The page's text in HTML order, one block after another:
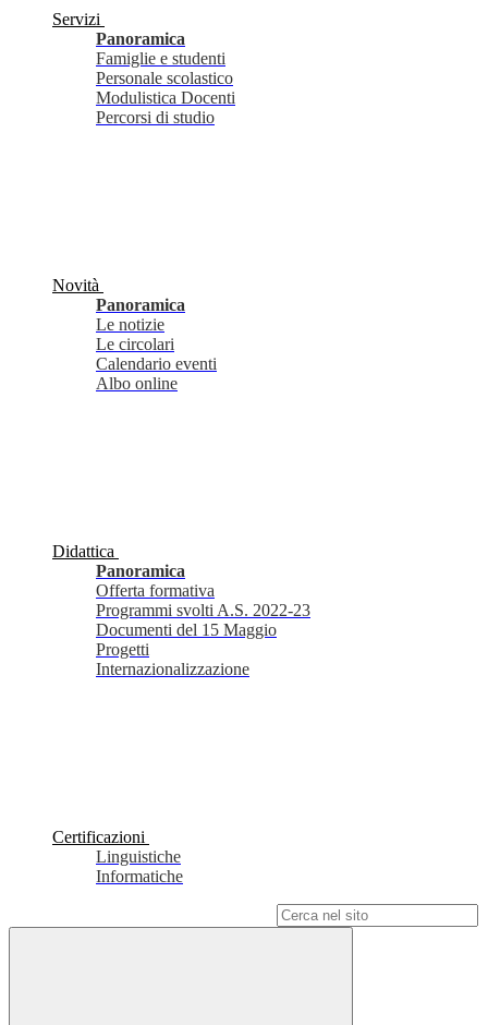
Servizi
Panoramica
Famiglie e studenti
Personale scolastico
Modulistica Docenti
Percorsi di studio
Novità
Panoramica
Le notizie
Le circolari
Calendario eventi
Albo online
Didattica
Panoramica
Offerta formativa
Programmi svolti A.S. 2022-23
Documenti del 15 Maggio
Progetti
Internazionalizzazione
Certificazioni
Linguistiche
Informatiche